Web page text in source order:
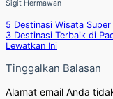
Sigit Hermawan
5 Destinasi Wisata
3 Destinasi Terbaik di
Lewatkan Ini
Tinggalkan Balasan
Alamat email Anda